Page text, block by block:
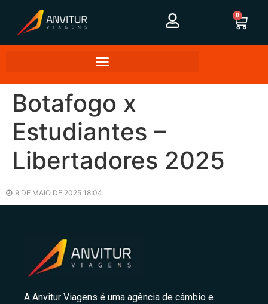
0
Botafogo x
Estudiantes –
Libertadores 2025
9 DE MAIO DE 2025 18:04
A Anvitur Viagens é uma agência de câmbio e